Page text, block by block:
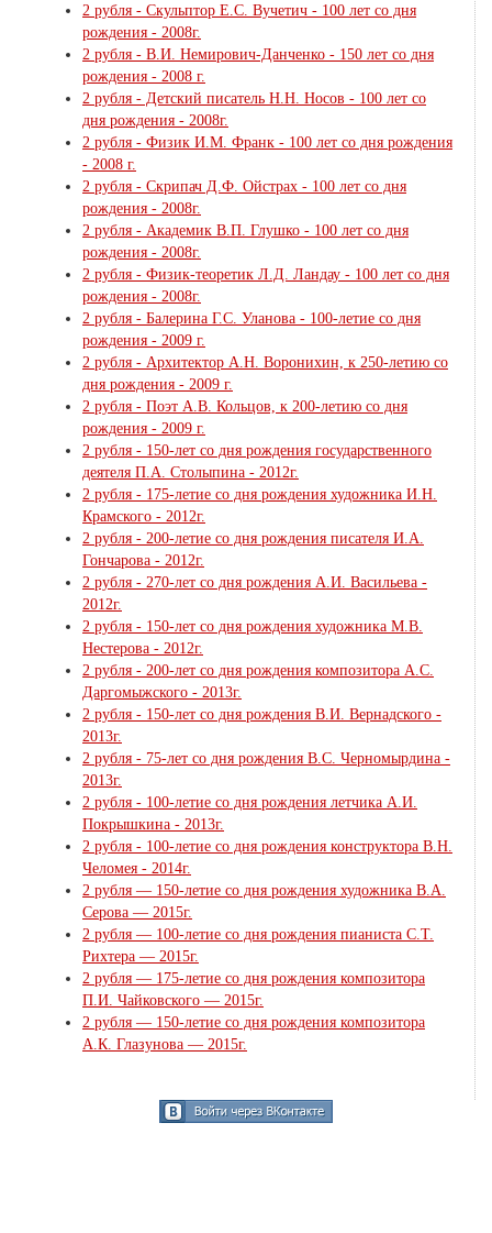
2 рубля - Скульптор Е.С. Вучетич - 100 лет со дня
рождения - 2008г.
2 рубля - В.И. Немирович-Данченко - 150 лет со дня
рождения - 2008 г.
2 рубля - Детский писатель Н.Н. Носов - 100 лет со
дня рождения - 2008г.
2 рубля - Физик И.М. Франк - 100 лет со дня рождения
- 2008 г.
2 рубля - Скрипач Д.Ф. Ойстрах - 100 лет со дня
рождения - 2008г.
2 рубля - Академик В.П. Глушко - 100 лет со дня
рождения - 2008г.
2 рубля - Физик-теоретик Л.Д. Ландау - 100 лет со дня
рождения - 2008г.
2 рубля - Балерина Г.С. Уланова - 100-летие со дня
рождения - 2009 г.
2 рубля - Архитектор А.Н. Воронихин, к 250-летию со
дня рождения - 2009 г.
2 рубля - Поэт А.В. Кольцов, к 200-летию со дня
рождения - 2009 г.
2 рубля - 150-лет со дня рождения государственного
деятеля П.А. Столыпина - 2012г.
2 рубля - 175-летие со дня рождения художника И.Н.
Крамского - 2012г.
2 рубля - 200-летие со дня рождения писателя И.А.
Гончарова - 2012г.
2 рубля - 270-лет со дня рождения А.И. Васильева -
2012г.
2 рубля - 150-лет со дня рождения художника М.В.
Нестерова - 2012г.
2 рубля - 200-лет со дня рождения композитора А.С.
Даргомыжского - 2013г.
2 рубля - 150-лет со дня рождения В.И. Вернадского -
2013г.
2 рубля - 75-лет со дня рождения В.С. Черномырдина -
2013г.
2 рубля - 100-летие со дня рождения летчика А.И.
Покрышкина - 2013г.
2 рубля - 100-летие со дня рождения конструктора В.Н.
Челомея - 2014г.
2 рубля — 150-летие со дня рождения художника В.А.
Серова — 2015г.
2 рубля — 100-летие со дня рождения пианиста С.Т.
Рихтера — 2015г.
2 рубля — 175-летие со дня рождения композитора
П.И. Чайковского — 2015г.
2 рубля — 150-летие со дня рождения композитора
А.К. Глазунова — 2015г.